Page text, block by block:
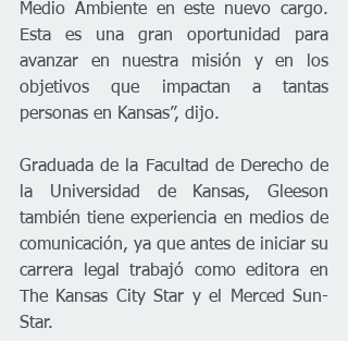
Medio Ambiente en este nuevo cargo.
Esta es una gran oportunidad para
avanzar en nuestra misión y en los
objetivos que impactan a tantas
personas en Kansas”, dijo.
Graduada de la Facultad de Derecho de
la Universidad de Kansas, Gleeson
también tiene experiencia en medios de
comunicación, ya que antes de iniciar su
carrera legal trabajó como editora en
The Kansas City Star y el Merced Sun-
Star.